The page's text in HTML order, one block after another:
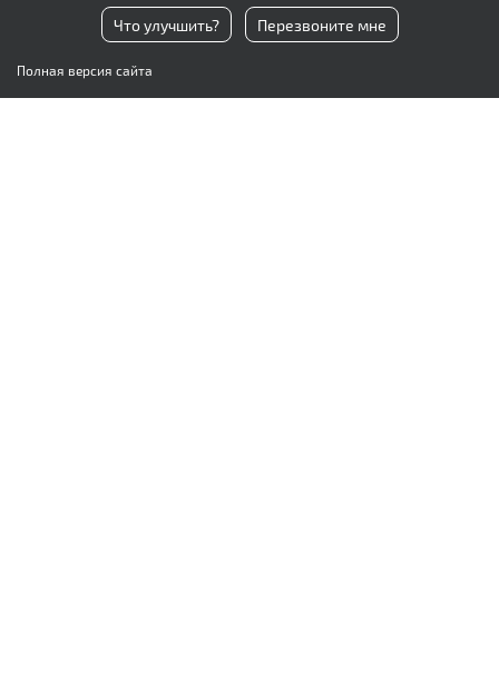
Что улучшить? Перезвоните мне
Полная версия сайта